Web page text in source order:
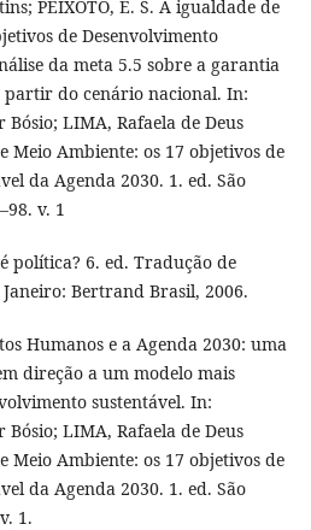
PEIXOTO, E. S. A igualdade de
de Desenvolvimento
da meta 5.5 sobre a garantia
do cenário nacional. In:
LIMA, Rafaela de Deus
Meio Ambiente: os 17 objetivos de
da Agenda 2030. 1. ed. São
v. 1
política? 6. ed. Tradução de
Bertrand Brasil, 2006.
Humanos e a Agenda 2030: uma
direção a um modelo mais
sustentável. In:
LIMA, Rafaela de Deus
Meio Ambiente: os 17 objetivos de
da Agenda 2030. 1. ed. São
1.